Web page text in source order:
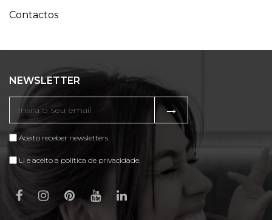
Contactos
NEWSLETTER
→
Aceito receber newsletters.
Li e aceito a política de privacidade.